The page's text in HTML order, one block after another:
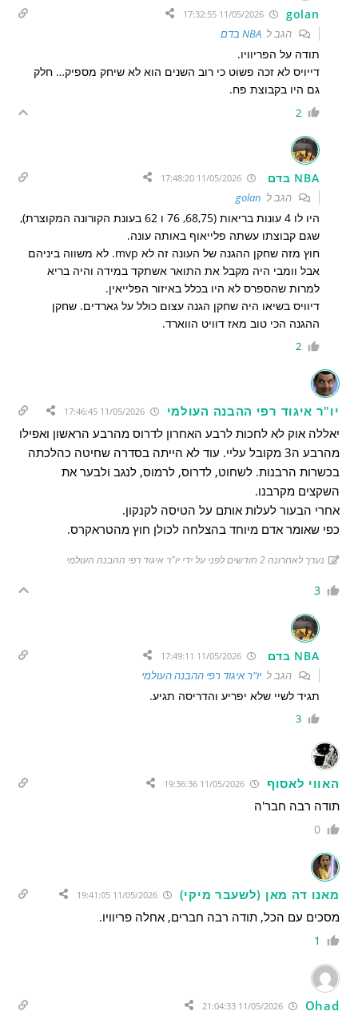
golan
הגב לNBA בדם
תודה על הפריוויו.
דייויס לא זכה פשוט כי רוב השנים הוא לא שיחק מספיק… חלק
גם היו בקבוצת פח.
2
NBA בדם 11/05/2026 17:48:20
הגב ל golan
היו לו 4 עונות בריאות (68,75, 76 ו 62 בעונת הקורונה המקוצרת),
שגם קבוצתו עשתה פלייאוף באותה עונה.
חוץ מזה שחקן ההגנה של העונה זה לא mvp. לא משווה ביניהם
אבל וומבי היה מקבל את התואר אשתקד במידה והיה בריא
למרות שהספרס לא היו בכלל באיזור הפלייאין.
דיוויס בשיאו היה שחקן הגנה עצום כולל על גארדים. שחקן
ההגנה הכי טוב מאז דוויט הווארד.
2
יו"ר איגוד רפי ההבנה העולמי 11/05/2026 17:46:45
יאללה אוק לא לחכות לרבע האחרון לדרוס מהרבע הראשון ואפילו
מהרבע ה3 מקובל עליי. עוד לא הייתה בסדרה שחיטה כהלכתה
בכשרות הרבנות. לשחוט, לדרוס, לרמוס, לנגב ולבער את
השקצים מקרבנו.
אחרי הבעור לעלות אותם על הטיסה לקנקון.
כפי שאומר אדם מיוחד בהצלחה לכולן חוץ מהטראקרס.
נערך לאחרונה 2 חודשים לפני על ידי יו"ר איגוד רפי ההבנה העולמי
3
NBA בדם 11/05/2026 17:49:11
הגב ליו"ר איגוד רפי ההבנה העולמי
תגיד לשיי שלא יפריע והדריסה תגיע.
3
האווי לאסוף 11/05/2026 19:36:36
תודה רבה חבר'ה
0
מאנו דה מאן (לשעבר מיקי) 11/05/2026 19:41:05
מסכים עם הכל, תודה רבה חברים, אחלה פריוויו.
1
Ohad
11/05/2026 21:04:33